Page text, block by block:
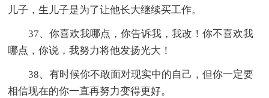
儿子，生儿子是为了让他长大继续买工作。
37、你喜欢我哪点，你告诉我，我改！你不喜欢我
哪点，你说，我努力将他发扬光大！
38、有时候你不敢面对现实中的自己，但你一定要
相信现在的你一直再努力变得更好。